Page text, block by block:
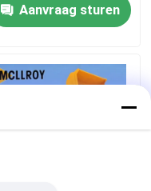
Aanvraag sturen